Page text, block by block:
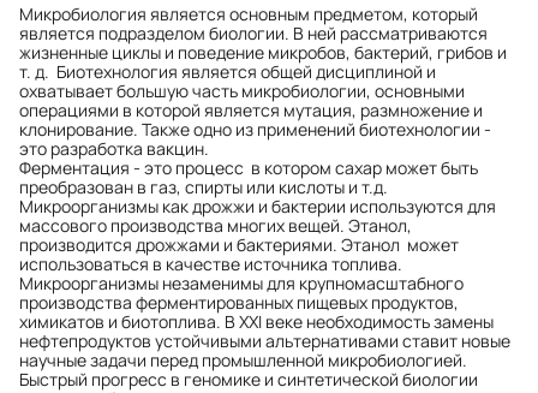
Микробиология является основным предметом, который
является подразделом биологии. В ней рассматриваются
жизненные циклы и поведение микробов, бактерий, грибов и
т. д. Биотехнология является общей дисциплиной и
охватывает большую часть микробиологии, основными
операциями в которой является мутация, размножение и
клонирование. Также одно из применений биотехнологии -
это разработка вакцин.
Ферментация - это процесс в котором сахар может быть
преобразован в газ, спирты или кислоты и т.д.
Микроорганизмы как дрожжи и бактерии используются для
массового производства многих вещей. Этанол,
производится дрожжами и бактериями. Этанол может
использоваться в качестве источника топлива.
Микроорганизмы незаменимы для крупномасштабного
производства ферментированных пищевых продуктов,
химикатов и биотоплива. В XXI веке необходимость замены
нефтепродуктов устойчивыми альтернативами ставит новые
научные задачи перед промышленной микробиологией.
Быстрый прогресс в геномике и синтетической биологии